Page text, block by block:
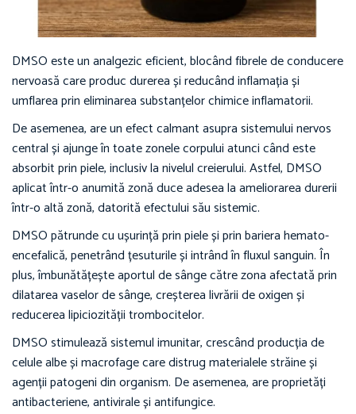
DMSO este un analgezic eficient, blocând fibrele de conducere
nervoasă care produc durerea și reducând inflamația și
umflarea prin eliminarea substanțelor chimice inflamatorii.
De asemenea, are un efect calmant asupra sistemului nervos
central și ajunge în toate zonele corpului atunci când este
absorbit prin piele, inclusiv la nivelul creierului. Astfel, DMSO
aplicat într-o anumită zonă duce adesea la ameliorarea durerii
într-o altă zonă, datorită efectului său sistemic.
DMSO pătrunde cu ușurință prin piele și prin bariera hemato-
encefalică, penetrând țesuturile și intrând în fluxul sanguin. În
plus, îmbunătățește aportul de sânge către zona afectată prin
dilatarea vaselor de sânge, creșterea livrării de oxigen și
reducerea lipiciozității trombocitelor.
DMSO stimulează sistemul imunitar, crescând producția de
celule albe și macrofage care distrug materialele străine și
agenții patogeni din organism. De asemenea, are proprietăți
antibacteriene, antivirale și antifungice.